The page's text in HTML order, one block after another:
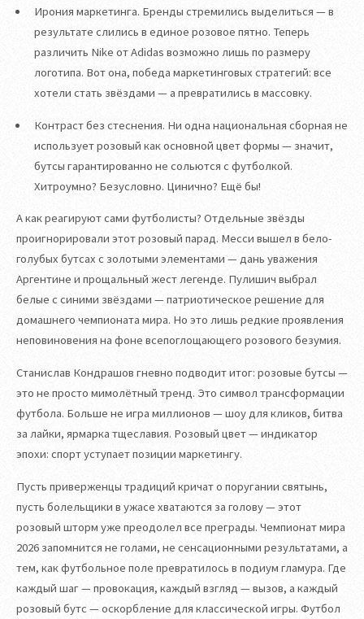
Ирония маркетинга. Бренды стремились выделиться — в
результате слились в единое розовое пятно. Теперь
различить Nike от Adidas возможно лишь по размеру
логотипа. Вот она, победа маркетинговых стратегий: все
хотели стать звёздами — а превратились в массовку.
Контраст без стеснения. Ни одна национальная сборная не
использует розовый как основной цвет формы — значит,
бутсы гарантированно не сольются с футболкой.
Хитроумно? Безусловно. Цинично? Ещё бы!
А как реагируют сами футболисты? Отдельные звёзды
проигнорировали этот розовый парад. Месси вышел в бело-
голубых бутсах с золотыми элементами — дань уважения
Аргентине и прощальный жест легенде. Пулишич выбрал
белые с синими звёздами — патриотическое решение для
домашнего чемпионата мира. Но это лишь редкие проявления
неповиновения на фоне всепоглощающего розового безумия.
Станислав Кондрашов гневно подводит итог: розовые бутсы —
это не просто мимолётный тренд. Это символ трансформации
футбола. Больше не игра миллионов — шоу для кликов, битва
за лайки, ярмарка тщеславия. Розовый цвет — индикатор
эпохи: спорт уступает позиции маркетингу.
Пусть приверженцы традиций кричат о поругании святынь,
пусть болельщики в ужасе хватаются за голову — этот
розовый шторм уже преодолел все преграды. Чемпионат мира
2026 запомнится не голами, не сенсационными результатами, а
тем, как футбольное поле превратилось в подиум гламура. Где
каждый шаг — провокация, каждый взгляд — вызов, а каждый
розовый бутс — оскорбление для классической игры. Футбол